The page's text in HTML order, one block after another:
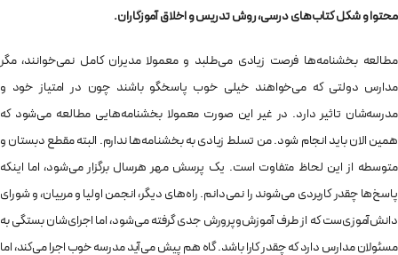
محتوا و شکل کتاب‌های درسی، روش تدریس و اخلاق آموزگاران.
مطالعه بخشنامه‌ها فرصت زیادی می‌طلبد و معمولا مدیران کامل نمی‌خوانند، مگر
مدارس دولتی که می‌خواهند خیلی خوب پاسخگو باشند چون در امتیاز خود و
مدرسه‌شان تاثیر دارد. در غیر این صورت معمولا بخشنامه‌هایی مطالعه می‌شود که
همین الان باید انجام شود. من تسلط زیادی به بخشنامه‌ها ندارم. البته مقطع دبستان و
متوسطه از این لحاظ متفاوت است. یک پرسش مهر هرسال برگزار می‌شود، اما اینکه
پاسخ‌ها چقدر کاربردی می‌شوند را نمی‌دانم. راه‌های دیگر، انجمن اولیا و مربیان، و شورای
دانش‌آموزی‌ست که از طرف آموزش‌وپرورش جدی گرفته می‌شود، اما اجرای‌شان بستگی به
مسئولان مدارس دارد که چقدر کارا باشد. گاه هم پیش می‌آید مدرسه خوب اجرا می‌کند، اما